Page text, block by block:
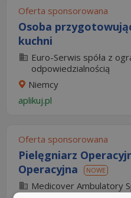
Oferta sponsorowana
Osoba
kuchni
Euro-Serwis spóła z
odpowiedzialnością
Niemcy
aplikuj.pl
Oferta sponsorowana
Pielęgniarz
Operacyjna
NOWE
Medicover Ambulatory